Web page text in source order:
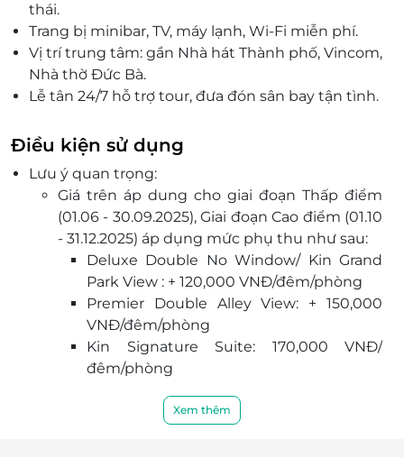
thái.
Trang bị minibar, TV, máy lạnh, Wi-Fi miễn phí.
Vị trí trung tâm: gần Nhà hát Thành phố, Vincom,
Nhà thờ Đức Bà.
Lễ tân 24/7 hỗ trợ tour, đưa đón sân bay tận tình.
đặt dịch vụ tiện lợi.
Điều kiện sử dụng
Lưu ý quan trọng:
Giá trên áp dung cho giai đoạn Thấp điểm
(01.06 - 30.09.2025), Giai đoạn Cao điểm (01.10
- 31.12.2025) áp dụng mức phụ thu như sau:
Deluxe Double No Window/ Kin Grand
Park View : + 120,000 VNĐ/đêm/phòng
Premier Double Alley View: + 150,000
VNĐ/đêm/phòng
Kin Signature Suite: 170,000 VNĐ/
đêm/phòng
check phòng, để đảm bảo quyền lợi vui lòng
Xem thêm